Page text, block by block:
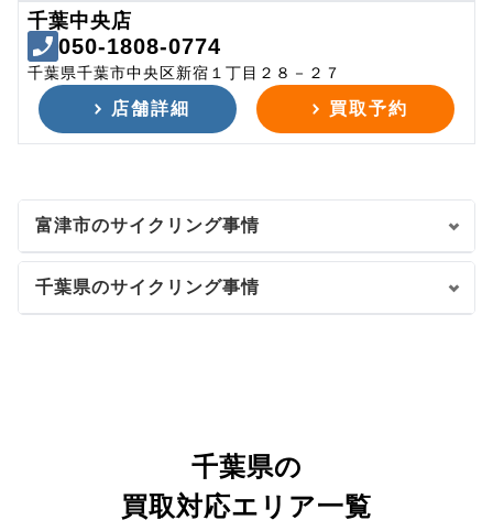
千葉中央店
050-1808-0774
千葉県千葉市中央区新宿１丁目２８－２７
店舗詳細 買取予約
富津市のサイクリング事情
千葉県のサイクリング事情
千葉県の
買取対応エリア一覧